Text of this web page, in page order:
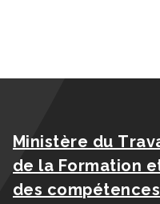
Ministère du
de la Formation
des compétences